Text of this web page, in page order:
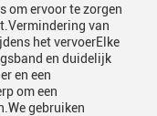
om ervoor te zorgen
van
het vervoerElke
en duidelijk
en een
om een
gebruiken